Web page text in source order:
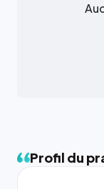
Profil du